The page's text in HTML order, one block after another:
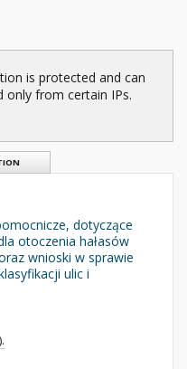
is protected and can
only from certain IPs.
dotyczące
otoczenia hałasów
wnioski w sprawie
ulic i